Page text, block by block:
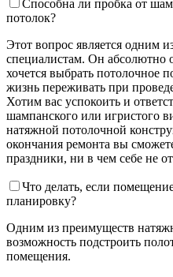
Способна ли пробка от
потолок?
Этот вопрос является одним
специалистам. Он абсолютно
хочется выбрать потолочное
жизнь переживать при
Хотим вас успокоить и
шампанского или игристого
натяжной потолочной
окончания ремонта вы
праздники, ни в чем себе не
Что делать, если
планировку?
Одним из преимуществ
возможность подстроить
помещения.